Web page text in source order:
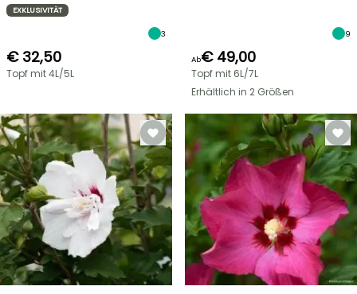
EXKLUSIVITÄT
3
€ 32,50
Topf mit 4L/5L
9
Ab€ 49,00
Topf mit 6L/7L
Erhältlich in 2 Größen